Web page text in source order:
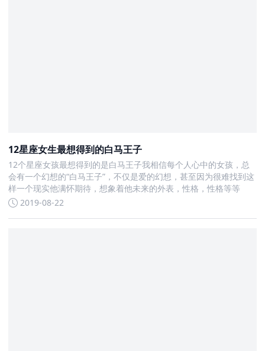
12星座女生最想得到的白马王子
12个星座女孩最想得到的是白马王子我相信每个人心中的女孩，总
会有一个幻想的“白马王子”，不仅是爱的幻想，甚至因为很难找到这
样一个现实他满怀期待，想象着他未来的外表，性格，性格等等
2019-08-22